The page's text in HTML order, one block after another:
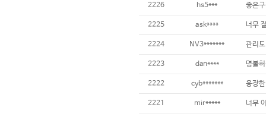
2226 hs5*** 좋은
2225 ask****
2224 NV3*******
2223 dan****
2222 cyb******* 웅장
2221 mir***** 너무